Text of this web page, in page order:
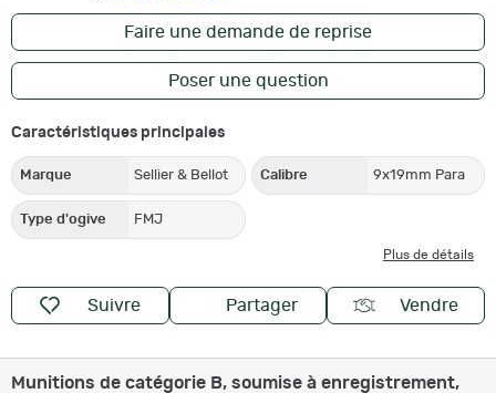
Faire une demande de reprise
Poser une question
Caractéristiques principales
Marque Sellier & Bellot Calibre 9x19mm Para
Type d'ogive FMJ
Plus de détails
Suivre Partager Vendre
Munitions de catégorie B, soumise à enregistrement,